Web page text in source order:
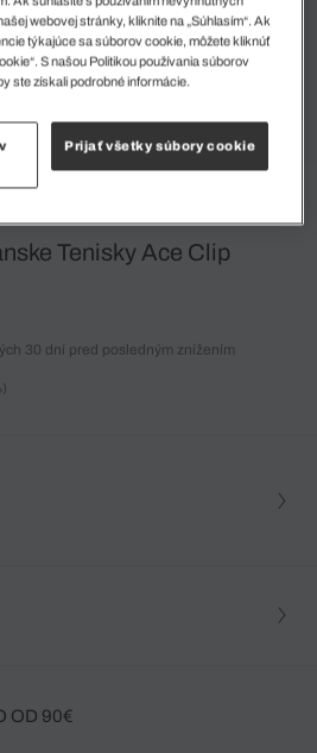
Tenisky Ace Clip
30 dní pred posledným znížením
OD 90€
webovej stránky, kliknite na „Súhlasím“. Ak
týkajúce sa súborov cookie, môžete kliknúť
S našou Politikou používania súborov
ste získali podrobné informácie.
Prijať všetky súbory cookie